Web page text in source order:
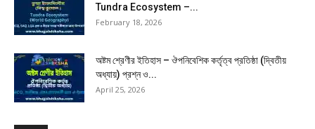
Tundra Ecosystem –...
February 18, 2026
অষ্টম শ্রেণীর ইতিহাস – ঔপনিবেশিক কর্তৃত্ব প্রতিষ্ঠা (দ্বিতীয়
অধ্যায়) প্রশ্ন ও...
April 25, 2026